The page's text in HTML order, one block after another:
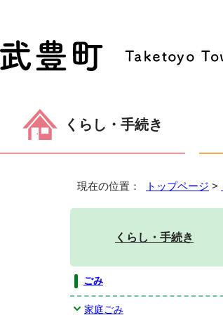
くらし・手続き
現在の位置： トップページ >
くらし・手続き
ごみ
家庭ごみ